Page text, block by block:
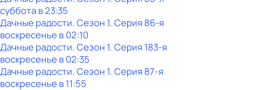
субботав23:35
Дачные радости. Сезон 1. Серия 86-я
воскресенье в02:10
Дачные радости. Сезон 1. Серия 183-я
воскресенье в02:35
Дачные радости. Сезон 1. Серия 87-я
воскресенье в11:55